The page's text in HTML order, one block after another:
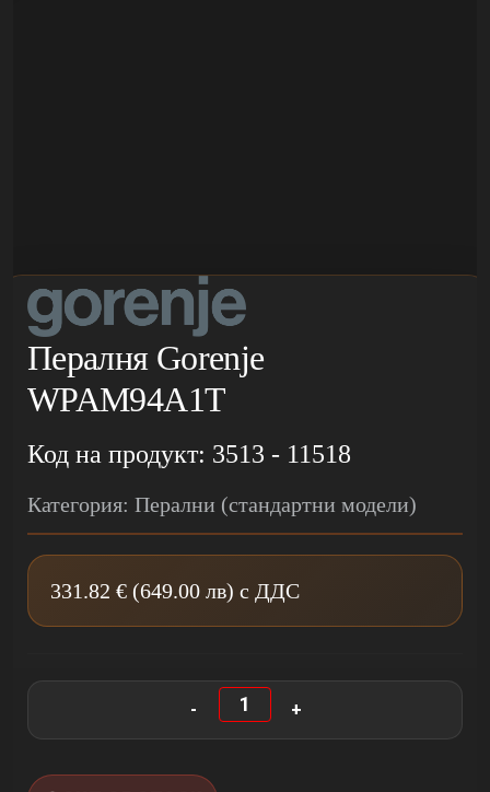
Пералня Gorenje
WPAM94A1T
Код на продукт: 3513 - 11518
Категория: Перални (стандартни модели)
331.82 € (649.00 лв) с ДДС